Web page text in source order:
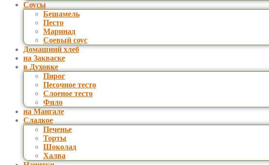
Соусы
Бешамель
Песто
Маринад
Соевый соус
Домашний хлеб
на Закваске
в Духовке
Пирог
Песочное тесто
Слоеное тесто
Фило
на Мангале
Сладкое
Печенье
Торты
Шоколад
Халва